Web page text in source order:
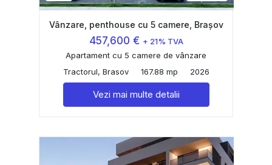
Vânzare, penthouse cu 5 camere, Brașov
457,600 € + 21% TVA
Apartament cu 5 camere de vânzare
Tractorul, Brasov
167.88 mp 2026
Vezi mai multe detalii